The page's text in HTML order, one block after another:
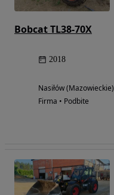
Bobcat TL38-70X
2018
Nasiłów (Mazowieckie)
Firma • Podbite